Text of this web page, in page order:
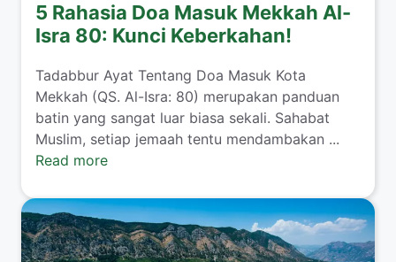
5 Rahasia Doa Masuk Mekkah Al-
Isra 80: Kunci Keberkahan!
Tadabbur Ayat Tentang Doa Masuk Kota
Mekkah (QS. Al-Isra: 80) merupakan panduan
batin yang sangat luar biasa sekali. Sahabat
Muslim, setiap jemaah tentu mendambakan ...
Read more